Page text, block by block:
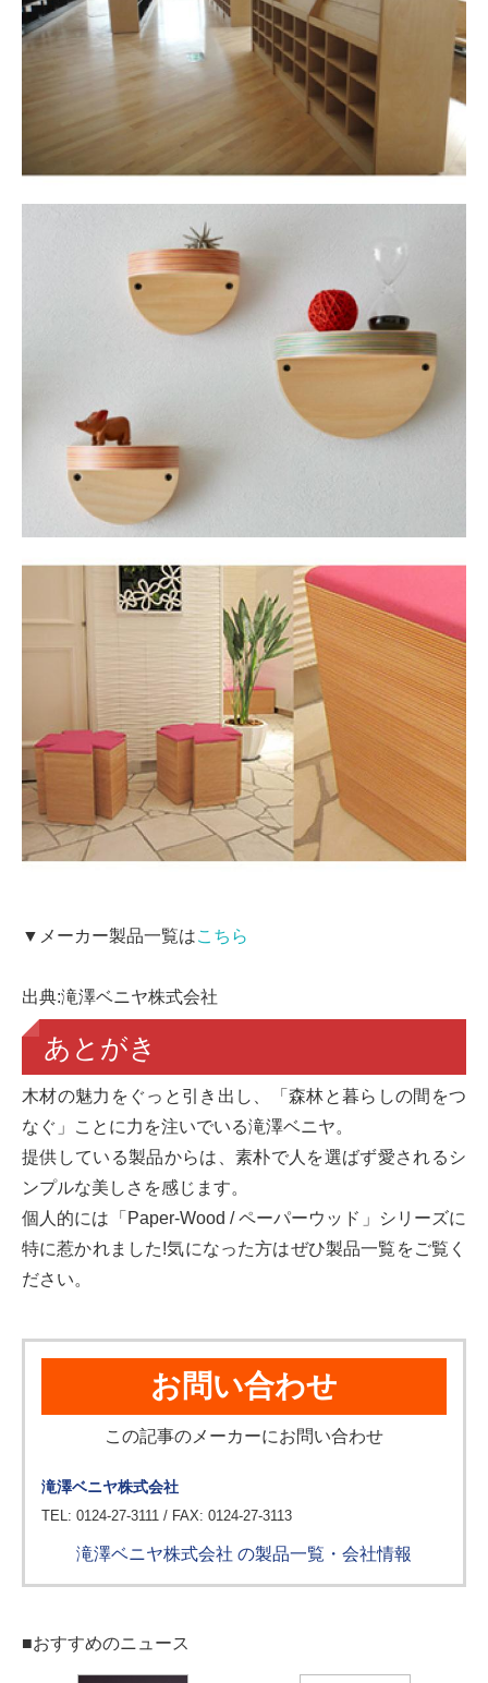
▼メーカー製品一覧はこちら
出典:滝澤ベニヤ株式会社
あとがき
木材の魅力をぐっと引き出し、「森林と暮らしの間をつ
なぐ」ことに力を注いでいる滝澤ベニヤ。
提供している製品からは、素朴で人を選ばず愛されるシ
ンプルな美しさを感じます。
個人的には「Paper-Wood / ペーパーウッド」シリーズに
特に惹かれました!気になった方はぜひ製品一覧をご覧く
ださい。
お問い合わせ
この記事のメーカーにお問い合わせ
滝澤ベニヤ株式会社
TEL: 0124-27-3111 / FAX: 0124-27-3113
滝澤ベニヤ株式会社 の製品一覧・会社情報
■おすすめのニュース